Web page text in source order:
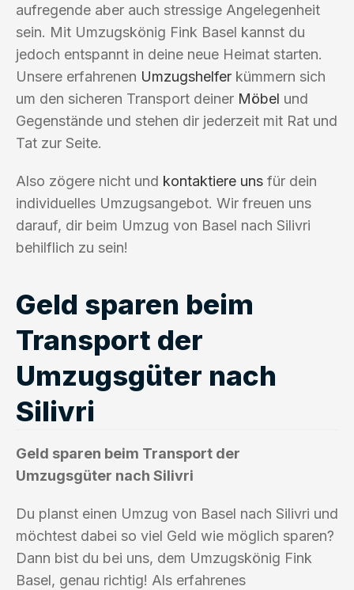
aufregende aber auch stressige Angelegenheit
sein. Mit Umzugskönig Fink Basel kannst du
jedoch entspannt in deine neue Heimat starten.
Unsere erfahrenen Umzugshelfer kümmern sich
um den sicheren Transport deiner Möbel und
Gegenstände und stehen dir jederzeit mit Rat und
Tat zur Seite.
Also zögere nicht und kontaktiere uns für dein
individuelles Umzugsangebot. Wir freuen uns
darauf, dir beim Umzug von Basel nach Silivri
behilflich zu sein!
Geld sparen beim
Transport der
Umzugsgüter nach
Silivri
Geld sparen beim Transport der
Umzugsgüter nach Silivri
Du planst einen Umzug von Basel nach Silivri und
möchtest dabei so viel Geld wie möglich sparen?
Dann bist du bei uns, dem Umzugskönig Fink
Basel, genau richtig! Als erfahrenes